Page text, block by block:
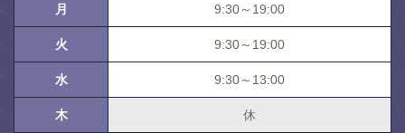
月 9:30～19:00
火 9:30～19:00
水 9:30～13:00
木 休